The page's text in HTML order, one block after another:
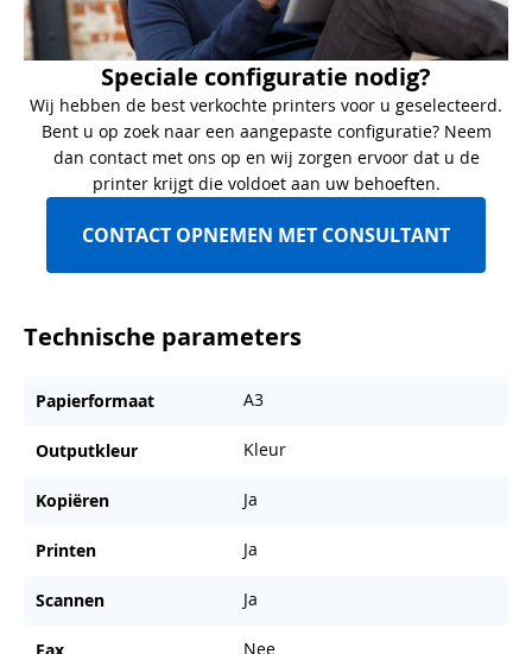
Speciale configuratie nodig?
Wij hebben de best verkochte printers voor u geselecteerd.
Bent u op zoek naar een aangepaste configuratie? Neem
dan contact met ons op en wij zorgen ervoor dat u de
printer krijgt die voldoet aan uw behoeften.
CONTACT OPNEMEN MET CONSULTANT
Technische parameters
Papierformaat A3
Outputkleur Kleur
Kopiëren Ja
Printen Ja
Scannen Ja
Nee